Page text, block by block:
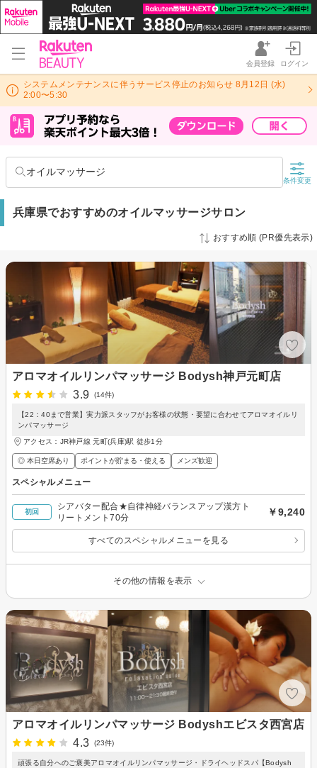
会員登録 ログイン
システムメンテナンスに伴うサービス停止のお知らせ 8月12日 (水)
2:00〜5:30
オイルマッサージ
条件変更
兵庫県でおすすめのオイルマッサージサロン
おすすめ順 (PR優先表示)
アロマオイルリンパマッサージ Bodysh神戸元町店
3.9
(14件)
【22：40まで営業】実力派スタッフがお客様の状態・要望に合わせてアロマオイルリ
ンパマッサージ
アクセス：JR神戸線 元町(兵庫)駅 徒歩1分
◎ 本日空席あり ポイントが貯まる・使える メンズ歓迎
スペシャルメニュー
初回
シアバター配合★自律神経バランスアップ漢方ト
リートメント70分
￥9,240
すべてのスペシャルメニューを見る
その他の情報を表示
アロマオイルリンパマッサージ Bodyshエビスタ西宮店
4.3
(23件)
頑張る自分へのご褒美アロマオイルリンパマッサージ・ドライヘッドスパ【Bodysh